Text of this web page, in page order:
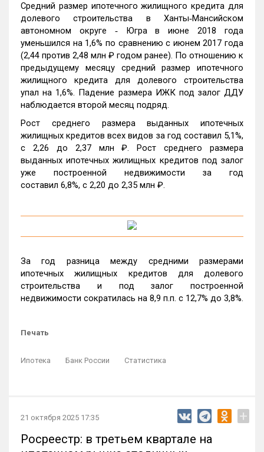
Средний размер ипотечного жилищного кредита для
долевого строительства в Ханты‑Мансийском
автономном округе ‑ Югра в июне 2018 года
уменьшился на 1,6% по сравнению с июнем 2017 года
(2,44 против 2,48 млн ₽ годом ранее). По отношению к
предыдущему месяцу средний размер ипотечного
жилищного кредита для долевого строительства
упал на 1,6%. Падение размера ИЖК под залог ДДУ
наблюдается второй месяц подряд.
Рост среднего размера выданных ипотечных
жилищных кредитов всех видов за год составил 5,1%,
c 2,26 до 2,37 млн ₽. Рост среднего размера
выданных ипотечных жилищных кредитов под залог
уже построенной недвижимости за год
составил 6,8%, c 2,20 до 2,35 млн ₽.
За год разница между средними размерами
ипотечных жилищных кредитов для долевого
строительства и под залог построенной
недвижимости сократилась на 8,9 п.п. с 12,7% до 3,8%.
Печать
Ипотека Банк России Статистика
21 октября 2025 17:35 +
Росреестр: в третьем квартале на